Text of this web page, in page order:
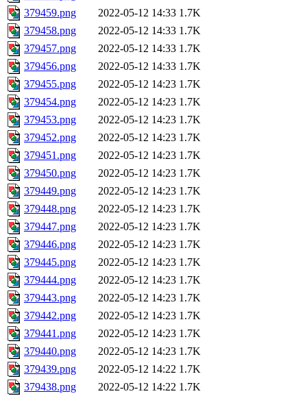
379459.png
2022-05-12 14:33 1.7K
379458.png
2022-05-12 14:33 1.7K
379457.png
2022-05-12 14:33 1.7K
379456.png
2022-05-12 14:33 1.7K
379455.png
2022-05-12 14:23 1.7K
379454.png
2022-05-12 14:23 1.7K
379453.png
2022-05-12 14:23 1.7K
379452.png
2022-05-12 14:23 1.7K
379451.png
2022-05-12 14:23 1.7K
379450.png
2022-05-12 14:23 1.7K
379449.png
2022-05-12 14:23 1.7K
379448.png
2022-05-12 14:23 1.7K
379447.png
2022-05-12 14:23 1.7K
379446.png
2022-05-12 14:23 1.7K
379445.png
2022-05-12 14:23 1.7K
379444.png
2022-05-12 14:23 1.7K
379443.png
2022-05-12 14:23 1.7K
379442.png
2022-05-12 14:23 1.7K
379441.png
2022-05-12 14:23 1.7K
379440.png
2022-05-12 14:23 1.7K
379439.png
2022-05-12 14:22 1.7K
379438.png
2022-05-12 14:22 1.7K